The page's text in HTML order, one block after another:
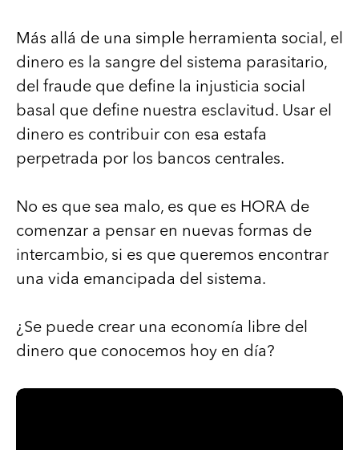
Más allá de una simple herramienta social, el
dinero es la sangre del sistema parasitario,
del fraude que define la injusticia social
basal que define nuestra esclavitud. Usar el
dinero es contribuir con esa estafa
perpetrada por los bancos centrales.
No es que sea malo, es que es HORA de
comenzar a pensar en nuevas formas de
intercambio, si es que queremos encontrar
una vida emancipada del sistema.
¿Se puede crear una economía libre del
dinero que conocemos hoy en día?